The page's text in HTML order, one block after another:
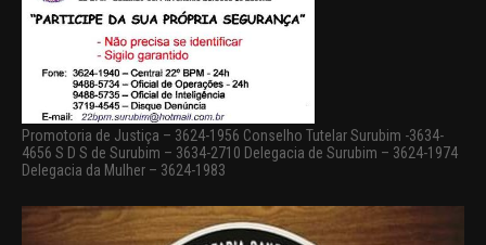
Promotoria de Justiça – 3624-1956 Conselho Tutelar Surubim -3634-
4656 S D S de Surubim – 3634-2710 Delegacia de Surubim – 3624-1974
Delegacia da Mulher – 3624-1983